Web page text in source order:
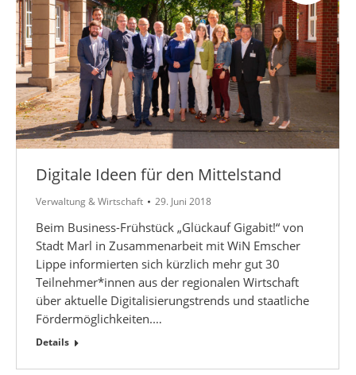
Digitale Ideen für den Mittelstand
Verwaltung & Wirtschaft 29. Juni 2018
Beim Business-Frühstück „Glückauf Gigabit!“ von
Stadt Marl in Zusammenarbeit mit WiN Emscher
Lippe informierten sich kürzlich mehr gut 30
Teilnehmer*innen aus der regionalen Wirtschaft
über aktuelle Digitalisierungstrends und staatliche
Fördermöglichkeiten.…
Details